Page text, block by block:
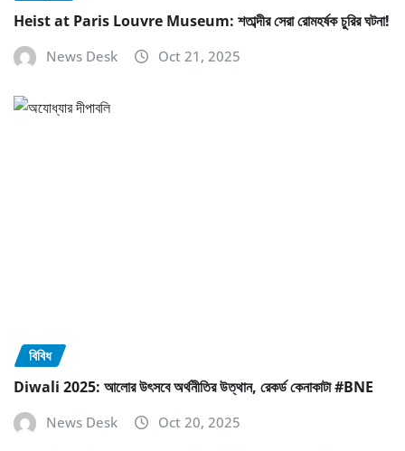
Heist at Paris Louvre Museum: শতাব্দীর সেরা রোমহর্ষক চুরির ঘটনা!
News Desk Oct 21, 2025
বিবিধ
Diwali 2025: আলোর উৎসবে অর্থনীতির উত্থান, রেকর্ড কেনাকাটা #BNE
News Desk Oct 20, 2025